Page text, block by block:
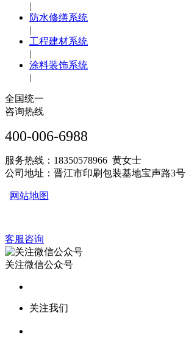
|
防水修缮系统
|
工程建材系统
|
涂料装饰系统
|
全国统一
咨询热线
400-006-6988
服务热线：18350578966 黄女士
公司地址：晋江市印刷包装基地宝声路3号
网站地图
客服咨询
关注微信公众号
关注我们